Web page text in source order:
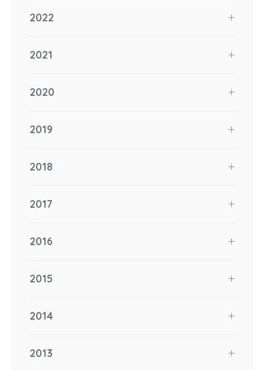
2022
2021
2020
2019
2018
2017
2016
2015
2014
2013